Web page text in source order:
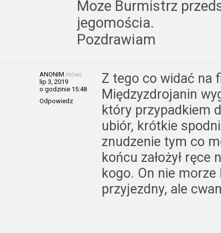
Moze Burmistrz
jegomościa.
Pozdrawiam
ANONIM mówi:
lip 3, 2019
o godzinie 15:48
Odpowiedz
Z tego co widać na
Międzyzdrojanin
który przypadkiem
ubiór, krótkie
znudzenie tym co
końcu założył ręce
kogo. On nie
przyjezdny, ale